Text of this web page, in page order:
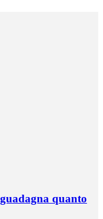
quanto